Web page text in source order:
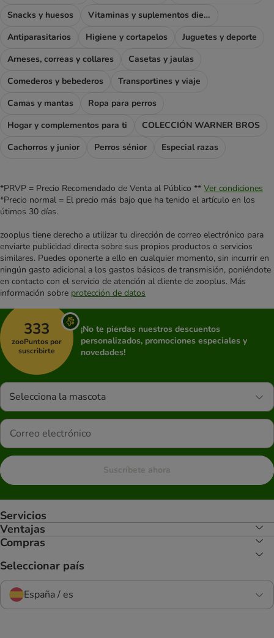
Snacks y huesos
Vitaminas y suplementos dietéticos
Antiparasitarios
Higiene y cortapelos
Juguetes y deporte
Arneses, correas y collares
Casetas y jaulas
Comederos y bebederos
Transportines y viaje
Camas y mantas
Ropa para perros
Hogar y complementos para ti
COLECCIÓN WARNER BROS
Cachorros y junior
Perros sénior Especial razas
*PRVP = Precio Recomendado de Venta al Público ** Ver condiciones
*Precio normal = El precio más bajo que ha tenido el artículo en los
útimos 30 días.
zooplus tiene derecho a utilizar tu dirección de correo electrónico para
enviarte publicidad directa sobre sus propios productos o servicios
similares. Puedes oponerte a ello en cualquier momento, sin incurrir en
ningún gasto adicional a los gastos básicos de transmisión, poniéndote
en contacto con el servicio de atención al cliente de zooplus. Más
información sobre protección de datos
333
zooPuntos por
suscribirte
¡No te pierdas nuestros descuentos
personalizados, promociones especiales y
novedades!
Selecciona la mascota
Suscríbete ahora
Servicios
Ventajas
Compras
Seleccionar país
España / es